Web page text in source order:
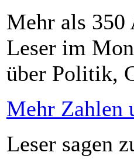
Mehr als 350
Leser im
über Politik,
Mehr Zahlen
Leser sagen